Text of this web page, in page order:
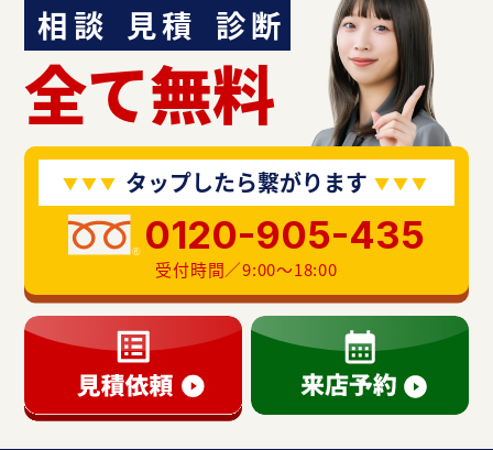
相談 見積 診断
全て無料
タップしたら繋がります
0120-905-435
受付時間／9:00〜18:00